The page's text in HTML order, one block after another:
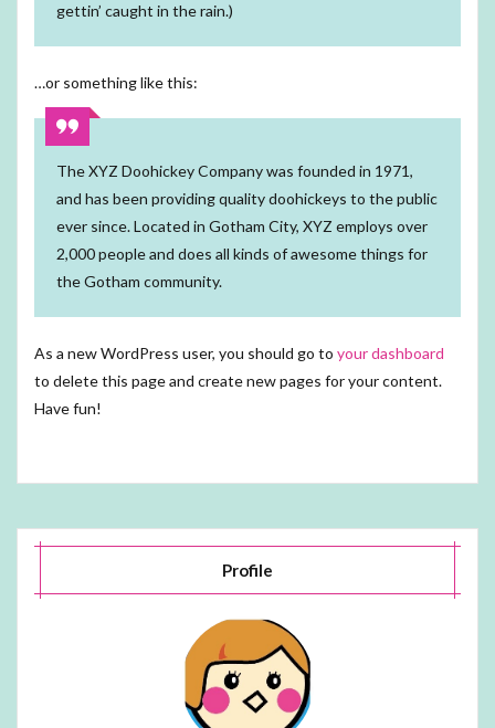
gettin’ caught in the rain.)
…or something like this:
The XYZ Doohickey Company was founded in 1971,
and has been providing quality doohickeys to the public
ever since. Located in Gotham City, XYZ employs over
2,000 people and does all kinds of awesome things for
the Gotham community.
As a new WordPress user, you should go to your dashboard
to delete this page and create new pages for your content.
Have fun!
Profile